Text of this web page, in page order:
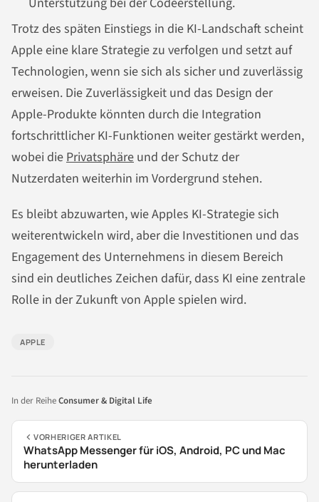
Trotz des späten Einstiegs in die KI-Landschaft scheint
Apple eine klare Strategie zu verfolgen und setzt auf
Technologien, wenn sie sich als sicher und zuverlässig
erweisen. Die Zuverlässigkeit und das Design der
Apple-Produkte könnten durch die Integration
fortschrittlicher KI-Funktionen weiter gestärkt werden,
wobei diePrivatsphäre und der Schutz der
Nutzerdaten weiterhin im Vordergrund stehen.
Es bleibt abzuwarten, wie Apples KI-Strategie sich
weiterentwickeln wird, aber die Investitionen und das
Engagement des Unternehmens in diesem Bereich
sind ein deutliches Zeichen dafür, dass KI eine zentrale
Rolle in der Zukunft von Apple spielen wird.
APPLE
In der ReiheConsumer & Digital Life
VORHERIGER ARTIKEL
WhatsApp Messenger für iOS, Android, PC und Mac
herunterladen